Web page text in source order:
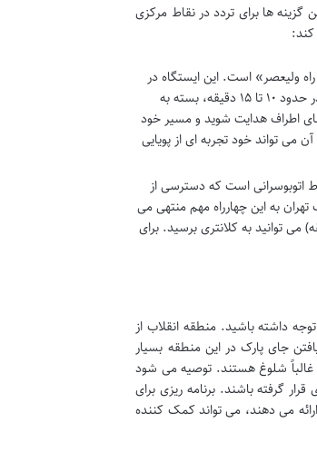
گزینه ها برای تردد در نقاط مرکزی
کلانتری ۱۴۸ انقلاب اسلامی، «ورودی ۶ مترو چهار راه ولیعصر» است. این ایستگاه در
خط ۴ متروی تهران (خط زرد) قرار دارد. پس از پیاده شدن در این ایستگاه، شما با یک پیاده روی کوتاه در حدود ۱۰ تا ۱۵ دقیقه، بسته به
اطراف هدایت شوید و مسیر خود
می تواند خود تجربه ای از پویایی
اتوبوسرانی است که دسترسی از
به این چهارراه مهم منتهی می
شدن در ایستگاه چهارراه ولیعصر، با یک پیاده روی نسبتاً کوتاه (حدود ۱۵ تا ۲۰ دقیقه) می توانید به کلانتری برسید. برای
باید به چند نکته توجه داشته باشید. منطقه انقلاب از
جای پارک در این منطقه بسیار
غالباً شلوغ هستند. توصیه می شود
گرفته باشند. برنامه ریزی برای
می دهند، می تواند کمک کننده